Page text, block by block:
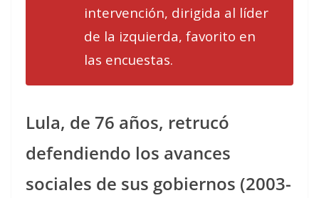
intervención, dirigida al líder
de la izquierda, favorito en
las encuestas.
Lula, de 76 años, retrucó
defendiendo los avances
sociales de sus gobiernos (2003-